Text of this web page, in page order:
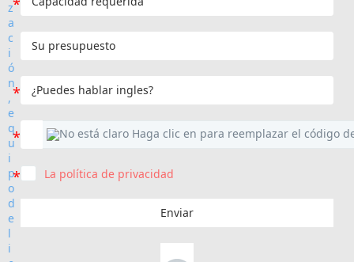
La política de privacidad
Enviar